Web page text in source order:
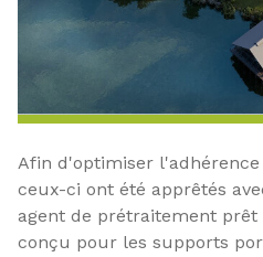
Afin d'optimiser
ceux-ci ont été apprêtés
agent de prétraitement
conçu pour les supports